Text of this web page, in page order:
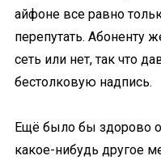
айфоне все равно
перепутать. Абоненту
сеть или нет, так что
бестолковую надпись.
Ещё было бы здорово
какое-нибудь другое